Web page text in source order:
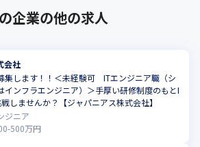
企業の他の求人
会社
集します！！＜未経験可 ITエンジニア職（シ
インフラエンジニア）＞手厚い研修制度のもとI
しませんか？【ジャパニアス株式会社】
ジニア
-500万円